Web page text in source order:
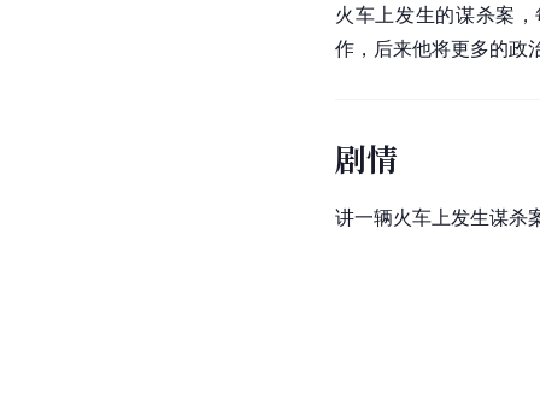
火车上发生的谋杀案
作，后来他将更多的政
剧情
讲一辆火车上发生谋杀